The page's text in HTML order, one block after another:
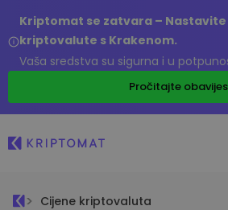
Kriptomat se zatvara –
kriptovalute s Krakenom.
Vaša sredstva su sigurna i u
Pročitajte
Cijene kriptovaluta